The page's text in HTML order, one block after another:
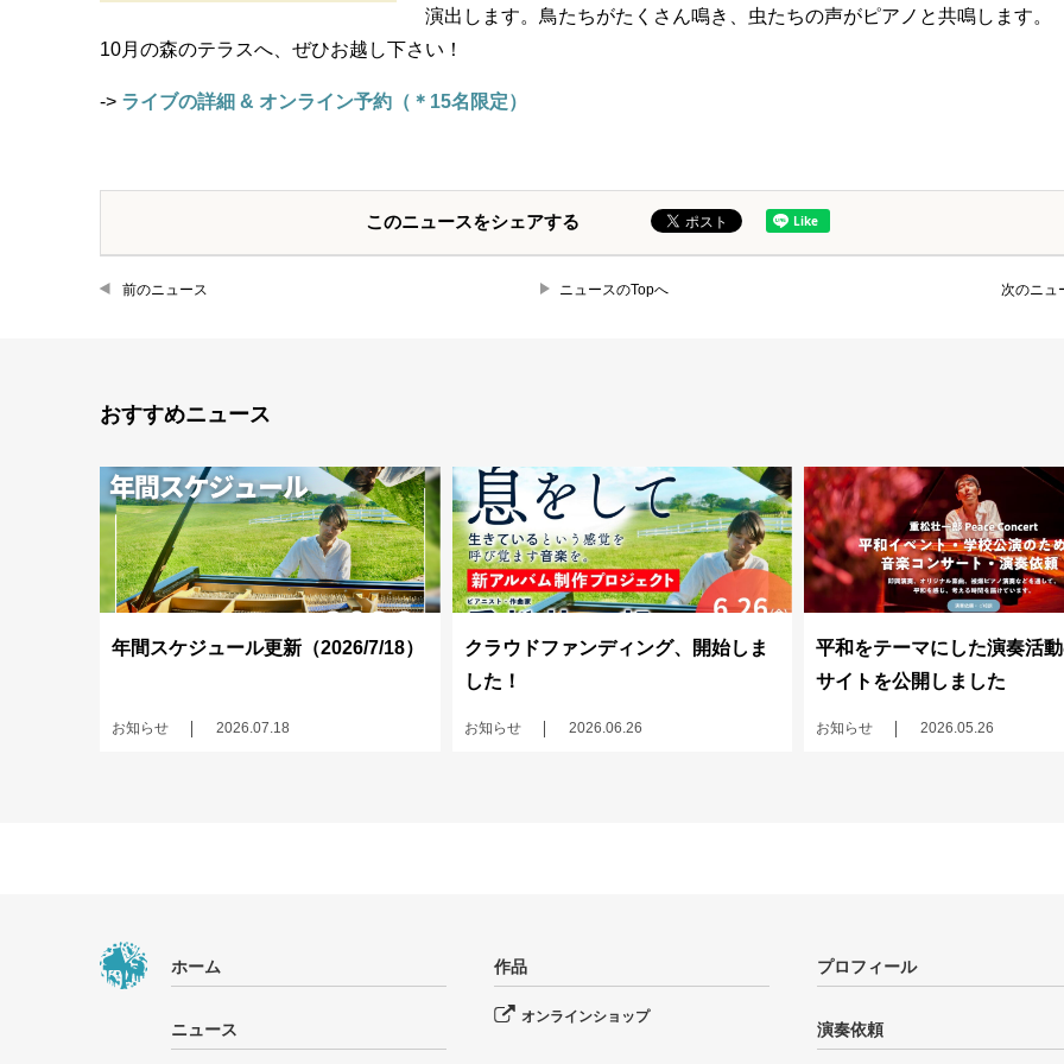
演出します。鳥たちがたくさん鳴き、虫たちの声がピアノと共鳴します。
10月の森のテラスへ、ぜひお越し下さい！
-> ライブの詳細 & オンライン予約（＊15名限定）
このニュースをシェアする
前のニュース ニュースのTopへ 次のニュ
おすすめニュース
年間スケジュール更新（2026/7/18）
お知らせ 2026.07.18
クラウドファンディング、開始しま
した！
お知らせ 2026.06.26
平和をテーマにした演奏活
サイトを公開しました
お知らせ 2026.05.26
ホーム
ニュース
作品
オンラインショップ
プロフィール
演奏依頼